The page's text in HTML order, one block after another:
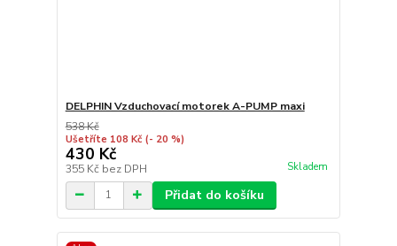
DELPHIN Vzduchovací motorek A-PUMP maxi
538 Kč
Ušetříte 108 Kč (- 20 %)
430 Kč
355 Kč bez DPH Skladem
Přidat do košíku